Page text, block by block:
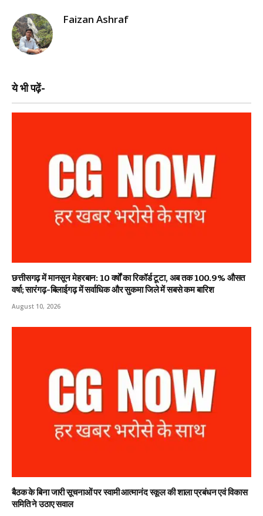
Faizan Ashraf
ये भी पढ़ें-
छत्तीसगढ़ में मानसून मेहरबान: 10 वर्षों का रिकॉर्ड टूटा, अब तक 100.9% औसत
वर्षा; सारंगढ़-बिलाईगढ़ में सर्वाधिक और सुकमा जिले में सबसे कम बारिश
August 10, 2026
बैठक के बिना जारी सूचनाओं पर स्वामी आत्मानंद स्कूल की शाला प्रबंधन एवं विकास
समिति ने उठाए सवाल